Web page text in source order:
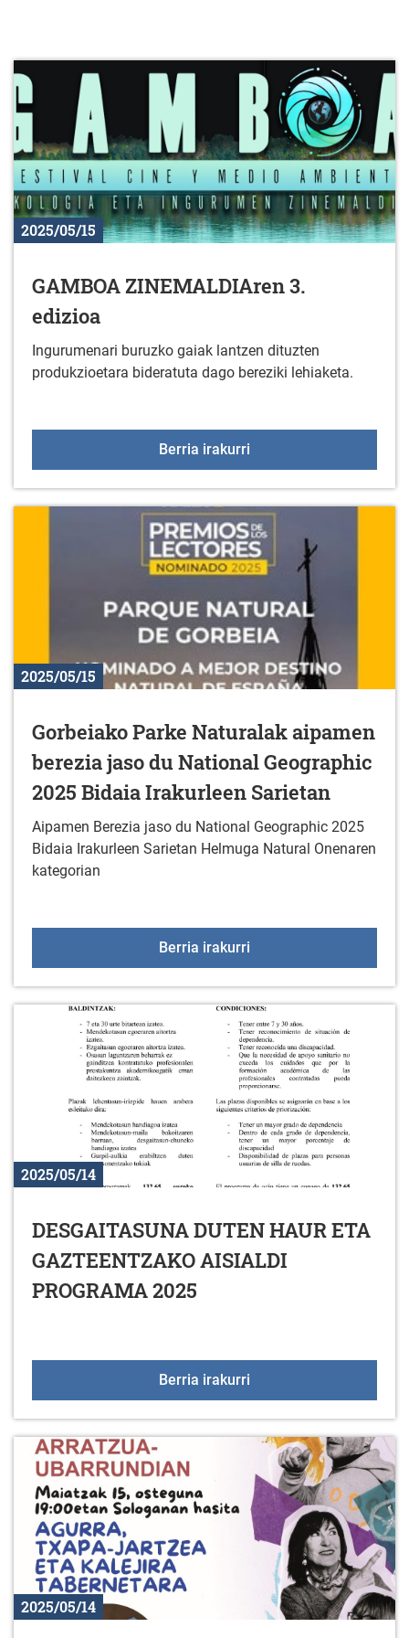
2025/05/15
GAMBOA ZINEMALDIAren 3.
edizioa
Ingurumenari buruzko gaiak lantzen dituzten
produkzioetara bideratuta dago bereziki lehiaketa.
Berria irakurri
2025/05/15
Gorbeiako Parke Naturalak aipamen
berezia jaso du National Geographic
2025 Bidaia Irakurleen Sarietan
Aipamen Berezia jaso du National Geographic 2025
Bidaia Irakurleen Sarietan Helmuga Natural Onenaren
kategorian
Berria irakurri
2025/05/14
DESGAITASUNA DUTEN HAUR ETA
GAZTEENTZAKO AISIALDI
PROGRAMA 2025
Berria irakurri
2025/05/14